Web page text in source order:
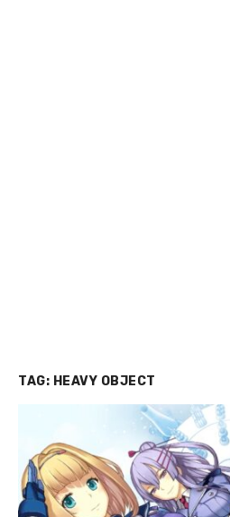
TAG: HEAVY OBJECT